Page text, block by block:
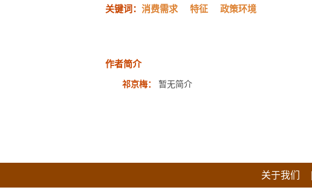
关键词： 消费需求 特征 政策环境
作者简介
祁京梅： 暂无简介
关于我们